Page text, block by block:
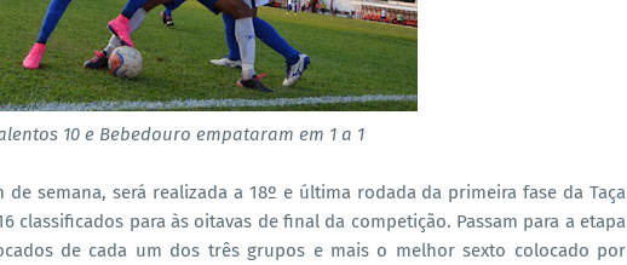
10 e Bebedouro empataram em 1 a 1
semana, será realizada a 18º e última rodada da primeira fase da Taça
classificados para às oitavas de final da competição. Passam para a etapa
de cada um dos três grupos e mais o melhor sexto colocado por